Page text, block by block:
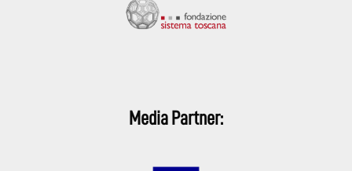
Media Partner: